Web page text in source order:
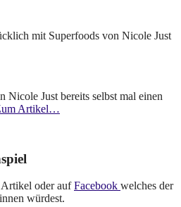
mit Superfoods von Nicole Just
Nicole Just bereits selbst mal einen
Artikel…
oder aufFacebook welches der
würdest.